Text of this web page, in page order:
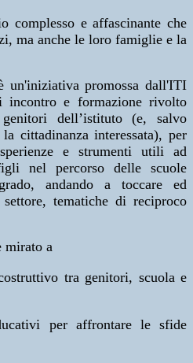
complesso e affascinante che
ma anche le loro famiglie e la
un'iniziativa promossa dall'ITI
incontro e formazione rivolto
dell’istituto (e, salvo
cittadinanza interessata), per
e strumenti utili ad
nel percorso delle scuole
andando a toccare ed
tematiche di reciproco
mirato a
tra genitori, scuola e
per affrontare le sfide